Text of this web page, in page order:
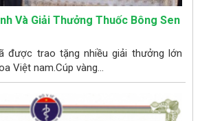
Và Giải Thưởng Thuốc Bông Sen
được trao tặng nhiều giải thưởng lớn
Việt nam.Cúp vàng...